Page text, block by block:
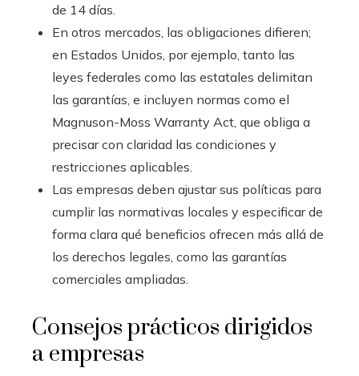
de 14 días.
En otros mercados, las obligaciones difieren;
en Estados Unidos, por ejemplo, tanto las
leyes federales como las estatales delimitan
las garantías, e incluyen normas como el
Magnuson-Moss Warranty Act, que obliga a
precisar con claridad las condiciones y
restricciones aplicables.
Las empresas deben ajustar sus políticas para
cumplir las normativas locales y especificar de
forma clara qué beneficios ofrecen más allá de
los derechos legales, como las garantías
comerciales ampliadas.
Consejos prácticos dirigidos
a empresas